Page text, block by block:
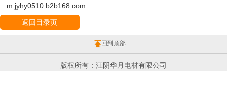
m.jyhy0510.b2b168.com
返回目录页
回到顶部
版权所有：江阴华月电材有限公司